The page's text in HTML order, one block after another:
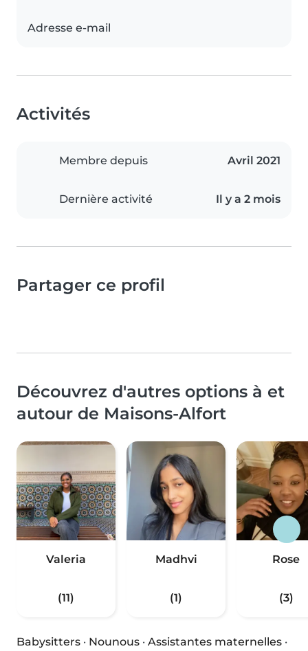
Adresse e-mail
Activités
Membre depuis Avril 2021
Dernière activité Il y a 2 mois
Partager ce profil
Découvrez d'autres options à et
autour de Maisons-Alfort
Valeria
(11)
Madhvi
(1)
Rose
(3)
Babysitters · Nounous · Assistantes maternelles ·